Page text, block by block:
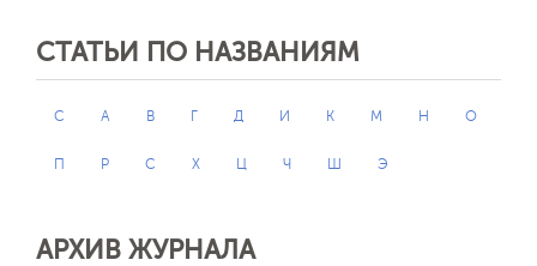
СТАТЬИ ПО НАЗВАНИЯМ
C А В Г Д И К М Н О
П Р С Х Ц Ч Ш Э
АРХИВ ЖУРНАЛА